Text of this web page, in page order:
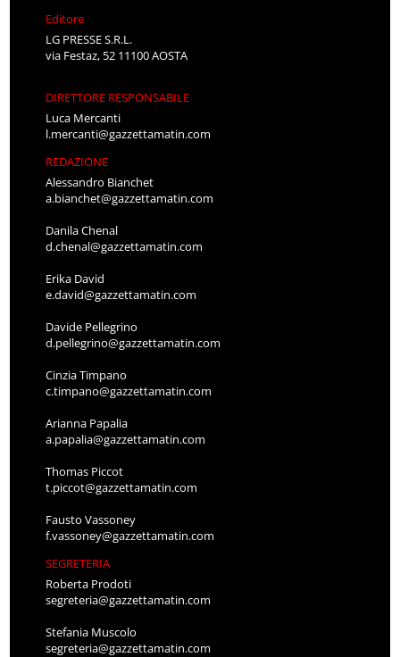
Editore
LG PRESSE S.R.L.
via Festaz, 52 11100 AOSTA
DIRETTORE RESPONSABILE
Luca Mercanti
l.mercanti@gazzettamatin.com
REDAZIONE
Alessandro Bianchet
a.bianchet@gazzettamatin.com
Danila Chenal
d.chenal@gazzettamatin.com
Erika David
e.david@gazzettamatin.com
Davide Pellegrino
d.pellegrino@gazzettamatin.com
Cinzia Timpano
c.timpano@gazzettamatin.com
Arianna Papalia
a.papalia@gazzettamatin.com
Thomas Piccot
t.piccot@gazzettamatin.com
Fausto Vassoney
f.vassoney@gazzettamatin.com
SEGRETERIA
Roberta Prodoti
segreteria@gazzettamatin.com
Stefania Muscolo
segreteria@gazzettamatin.com